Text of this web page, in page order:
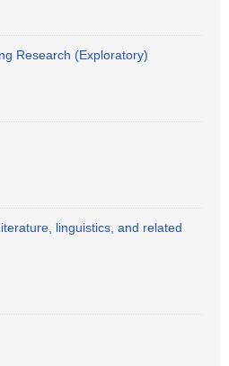
Research (Exploratory)
linguistics, and related